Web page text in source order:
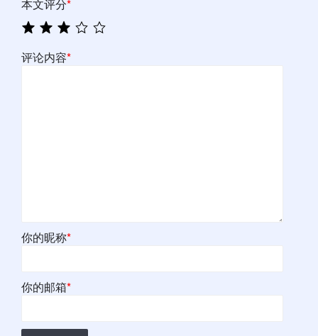
本文评分*
评论内容*
你的昵称*
你的邮箱*